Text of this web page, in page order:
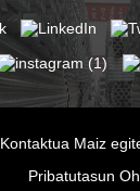
Kontaktua Maiz
Pribatutasun